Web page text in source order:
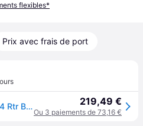
flexibles*
Prix avec frais de port
Arrma 1/16 Mojave Grom 4x4 Rtr Brushed Rc Car Rouge 219,49 €
Ou 3 paiements de 73,16 €